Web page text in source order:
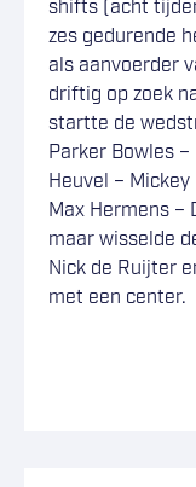
shifts (acht
zes gedurende
als aanvoerder
driftig op zoek
startte de
Parker Bowles
Heuvel –
Max Hermens –
maar wisselde
Nick de Ruijter
met een center.